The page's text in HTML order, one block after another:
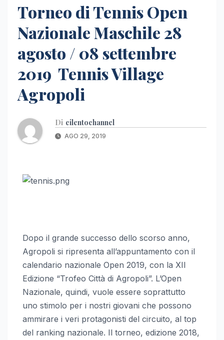
Torneo di Tennis Open
Nazionale Maschile 28
agosto / 08 settembre
2019 Tennis Village
Agropoli
Di cilentochannel
AGO 29, 2019
Dopo il grande successo dello scorso anno,
Agropoli si ripresenta all’appuntamento con il
calendario nazionale Open 2019, con la XII
Edizione “Trofeo Città di Agropoli”. L’Open
Nazionale, quindi, vuole essere soprattutto
uno stimolo per i nostri giovani che possono
ammirare i veri protagonisti del circuito, al top
del ranking nazionale. Il torneo, edizione 2018,